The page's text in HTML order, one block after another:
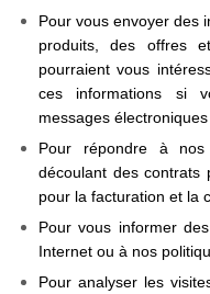
Pour vous envoyer des
produits, des offres
pourraient vous
ces informations si
messages électroniques
Pour répondre à
découlant des contrats
pour la facturation et la
Pour vous informer
Internet ou à nos
Pour analyser les